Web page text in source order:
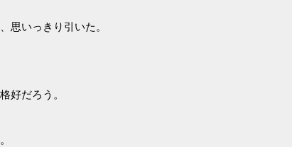
思いっきり引いた。
好だろう。